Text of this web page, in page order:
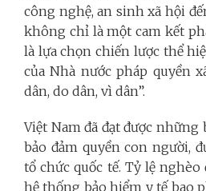
công nghệ, an sinh xã hội
không chỉ là một cam kết
là lựa chọn chiến lược thể
của Nhà nước pháp quyền
dân, do dân, vì dân”.
Việt Nam đã đạt được
bảo đảm quyền con người,
tổ chức quốc tế. Tỷ lệ nghèo
hệ thống bảo hiểm y tế bao